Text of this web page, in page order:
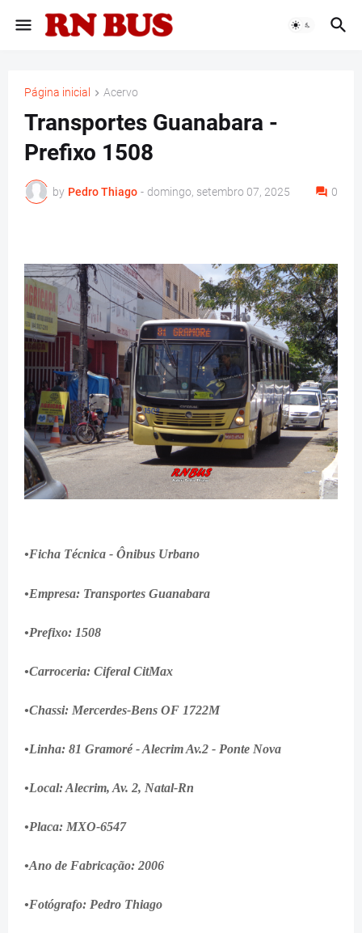
Página inicial Acervo
Transportes Guanabara -
Prefixo 1508
by Pedro Thiago - domingo, setembro 07, 2025 0
•Ficha Técnica - Ônibus Urbano
•Empresa: Transportes Guanabara
•Prefixo: 1508
•Carroceria: Ciferal CitMax
•Chassi: Mercerdes-Bens OF 1722M
•Linha: 81 Gramoré - Alecrim Av.2 - Ponte Nova
•Local: Alecrim, Av. 2, Natal-Rn
•Placa: MXO-6547
•Ano de Fabricação: 2006
•Fotógrafo: Pedro Thiago